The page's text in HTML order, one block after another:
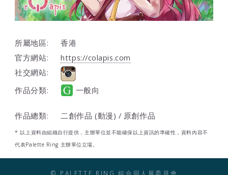
所屬地區:
香港
官方網站:
https://colapis.com
社交網站:
作品分類:
一般向
作品總類: 二創作品 (動漫) / 原創作品
* 以上資料由組織自行提供，主辦單位並不能確保以上資訊的準確性，資料內容不
代表Palette Ring 主辦單位立場。
© PALETTE RING 綜合同人展委員會